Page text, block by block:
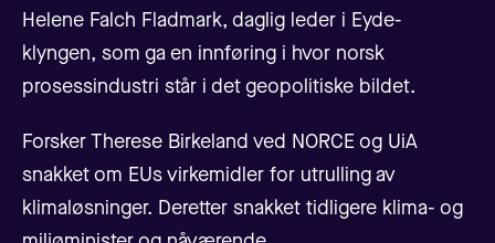
Helene Falch Fladmark, daglig leder i Eyde-
klyngen, som ga en innføring i hvor norsk
prosessindustri står i det geopolitiske bildet.
Forsker Therese Birkeland ved NORCE og UiA
snakket om EUs virkemidler for utrulling av
klimaløsninger. Deretter snakket tidligere klima- og